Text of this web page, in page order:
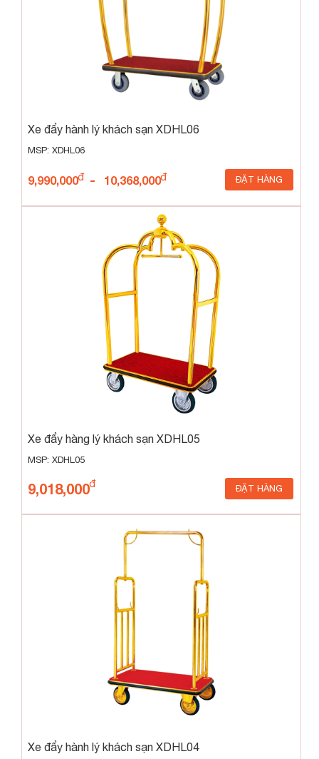
Xe đẩy hành lý khách sạn XDHL06
MSP: XDHL06
9,990,000 - 10,368,000 ĐẶT HÀNG
Xe đẩy hàng lý khách sạn XDHL05
MSP: XDHL05
9,018,000 ĐẶT HÀNG
Xe đẩy hành lý khách sạn XDHL04